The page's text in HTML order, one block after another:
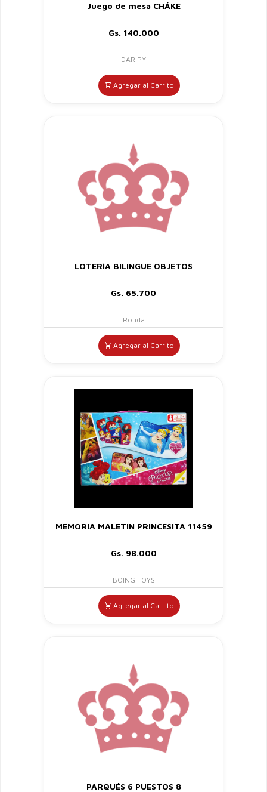
Juego de mesa CHÁKE
Gs. 140.000
DAR.PY
Agregar al Carrito
LOTERÍA BILINGUE OBJETOS
Gs. 65.700
Ronda
Agregar al Carrito
MEMORIA MALETIN PRINCESITA 11459
Gs. 98.000
BOING TOYS
Agregar al Carrito
PARQUÉS 6 PUESTOS 8